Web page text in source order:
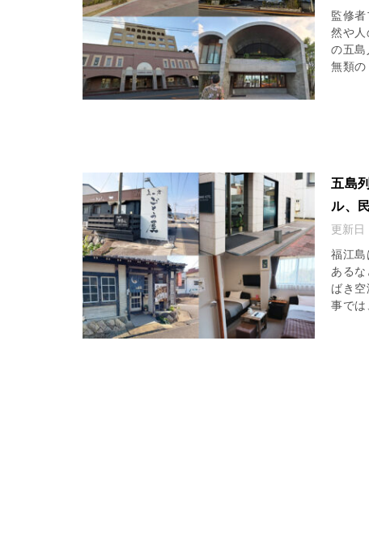
監修
然や
の五
無類
五島
ル、
更新日
福江
ある
ばき
事で